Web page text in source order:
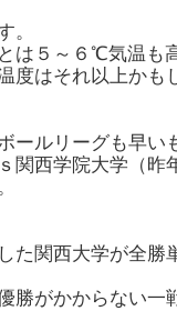
。
は５～６℃気温も
度はそれ以上かも
ールリーグも早い
関西学院大学（昨
た関西大学が全勝
勝がかからない一